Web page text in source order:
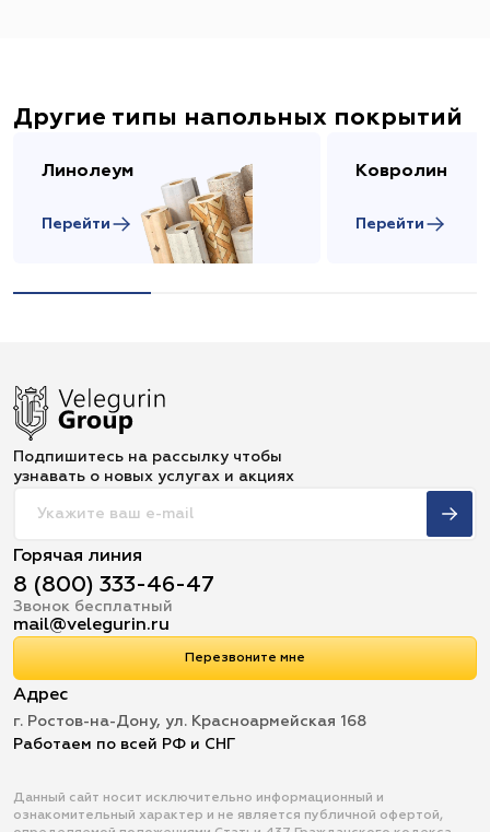
Другие типы напольных покрытий
Линолеум
Перейти
Ковролин
Перейти
Подпишитесь на рассылку чтобы
узнавать о новых услугах и акциях
Горячая линия
8 (800) 333-46-47
Звонок бесплатный
mail@velegurin.ru
Перезвоните мне
Адрес
г. Ростов-на-Дону, ул. Красноармейская 168
Работаем по всей РФ и СНГ
Данный сайт носит исключительно информационный и
ознакомительный характер и не является публичной офертой,